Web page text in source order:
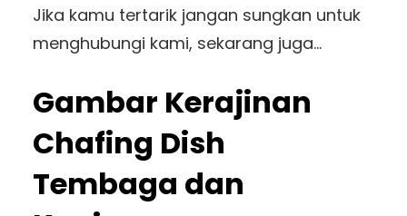
Jika kamu tertarik jangan sungkan untuk
menghubungi kami, sekarang juga…
Gambar Kerajinan
Chafing Dish
Tembaga dan